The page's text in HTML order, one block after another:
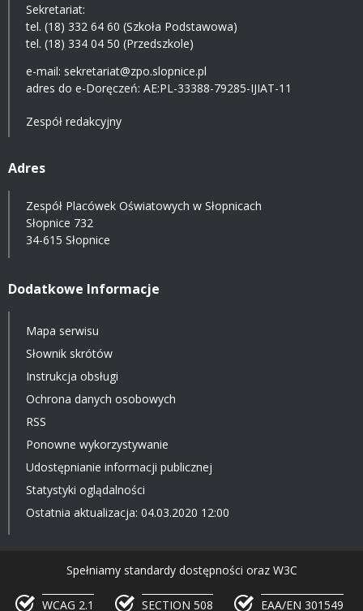
Sekretariat:
tel. (18) 332 64 60 (Szkoła Podstawowa)
tel. (18) 334 04 50 (Przedszkole)
e-mail: sekretariat@zpo.slopnice.pl
adres do e-Doręczeń: AE:PL-33388-79285-IJIAT-11
Zespół redakcyjny
Adres
Zespół Placówek Oświatowych w Słopnicach
Słopnice 732
34-615 Słopnice
Dodatkowe Informacje
Mapa serwisu
Słownik skrótów
Instrukcja obsługi
Ochrona danych osobowych
RSS
Ponowne wykorzystywanie
Udostępnianie informacji publicznej
Statystyki oglądalności
Ostatnia aktualizacja: 04.03.2020 12:00
Spełniamy standardy dostępności oraz W3C
WCAG 2.1 SECTION 508 EAA/EN 301549